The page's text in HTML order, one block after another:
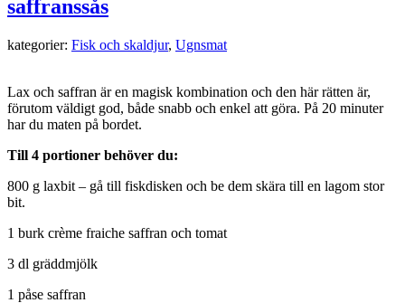
saffranssås
kategorier: Fisk och skaldjur, Ugnsmat
Lax och saffran är en magisk kombination och den här rätten är,
förutom väldigt god, både snabb och enkel att göra. På 20 minuter
har du maten på bordet.
Till 4 portioner behöver du:
800 g laxbit – gå till fiskdisken och be dem skära till en lagom stor
bit.
1 burk crème fraiche saffran och tomat
3 dl gräddmjölk
1 påse saffran